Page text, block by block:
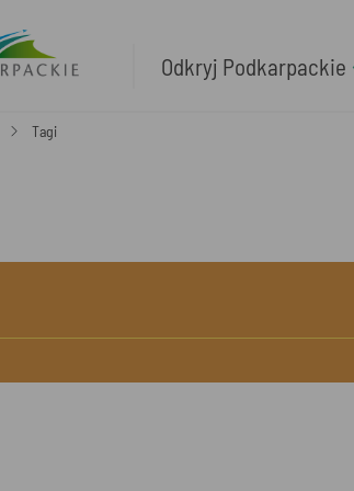
Odkryj Podkarpackie
Tagi